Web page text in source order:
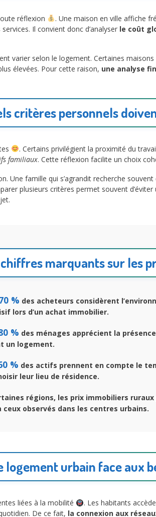
réflexion
. Une maison en ville affiche
Il convient donc d’analyser le coût
varier selon le logement. Certaines
élevées. Pour cette raison, une analyse
critères personnels
. Certains privilégient la proximité du
familiaux. Cette réflexion facilite un choix
Une famille qui s’agrandit recherche
plusieurs critères permet souvent
marquants sur les
% des acheteurs considèrent
lors d’un achat immobilier.
% des ménages apprécient la
un logement.
% des actifs prennent en compte le
leur lieu de résidence.
régions, les prix immobiliers ruraux
ceux observés dans les centres urbains.
logement urbain face aux
liées à la mobilité
. Les habitants
De ce fait, la connexion aux